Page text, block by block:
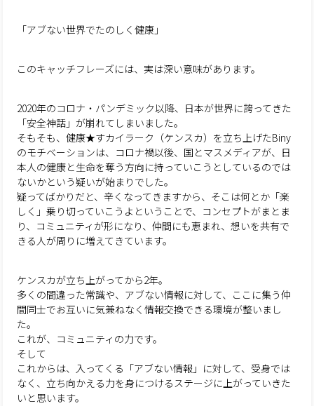
「アブない世界でたのしく健康」
このキャッチフレーズには、実は深い意味があります。
2020年のコロナ・パンデミック以降、日本が世界に誇ってきた
「安全神話」が崩れてしまいました。
そもそも、健康★すカイラーク（ケンスカ）を立ち上げたBiny
のモチベーションは、コロナ禍以後、国とマスメディアが、日
本人の健康と生命を奪う方向に持っていこうとしているのでは
ないかという疑いが始まりでした。
疑ってばかりだと、辛くなってきますから、そこは何とか「楽
しく」乗り切っていこうよということで、コンセプトがまとま
り、コミュニティが形になり、仲間にも恵まれ、想いを共有で
きる人が周りに増えてきています。
ケンスカが立ち上がってから2年。
多くの間違った常識や、アブない情報に対して、ここに集う仲
間同士でお互いに気兼ねなく情報交換できる環境が整いまし
た。
これが、コミュニティの力です。
そして
これからは、入ってくる「アブない情報」に対して、受身では
なく、立ち向かえる力を身につけるステージに上がっていきた
いと思います。